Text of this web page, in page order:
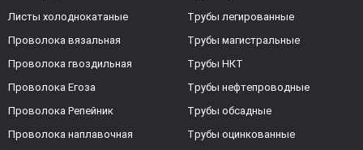
Листы холоднокатаные
Проволока вязальная
Проволока гвоздильная
Проволока Егоза
Проволока Репейник
Проволока наплавочная
Трубы легированные
Трубы магистральные
Трубы НКТ
Трубы нефтепроводные
Трубы обсадные
Трубы оцинкованные